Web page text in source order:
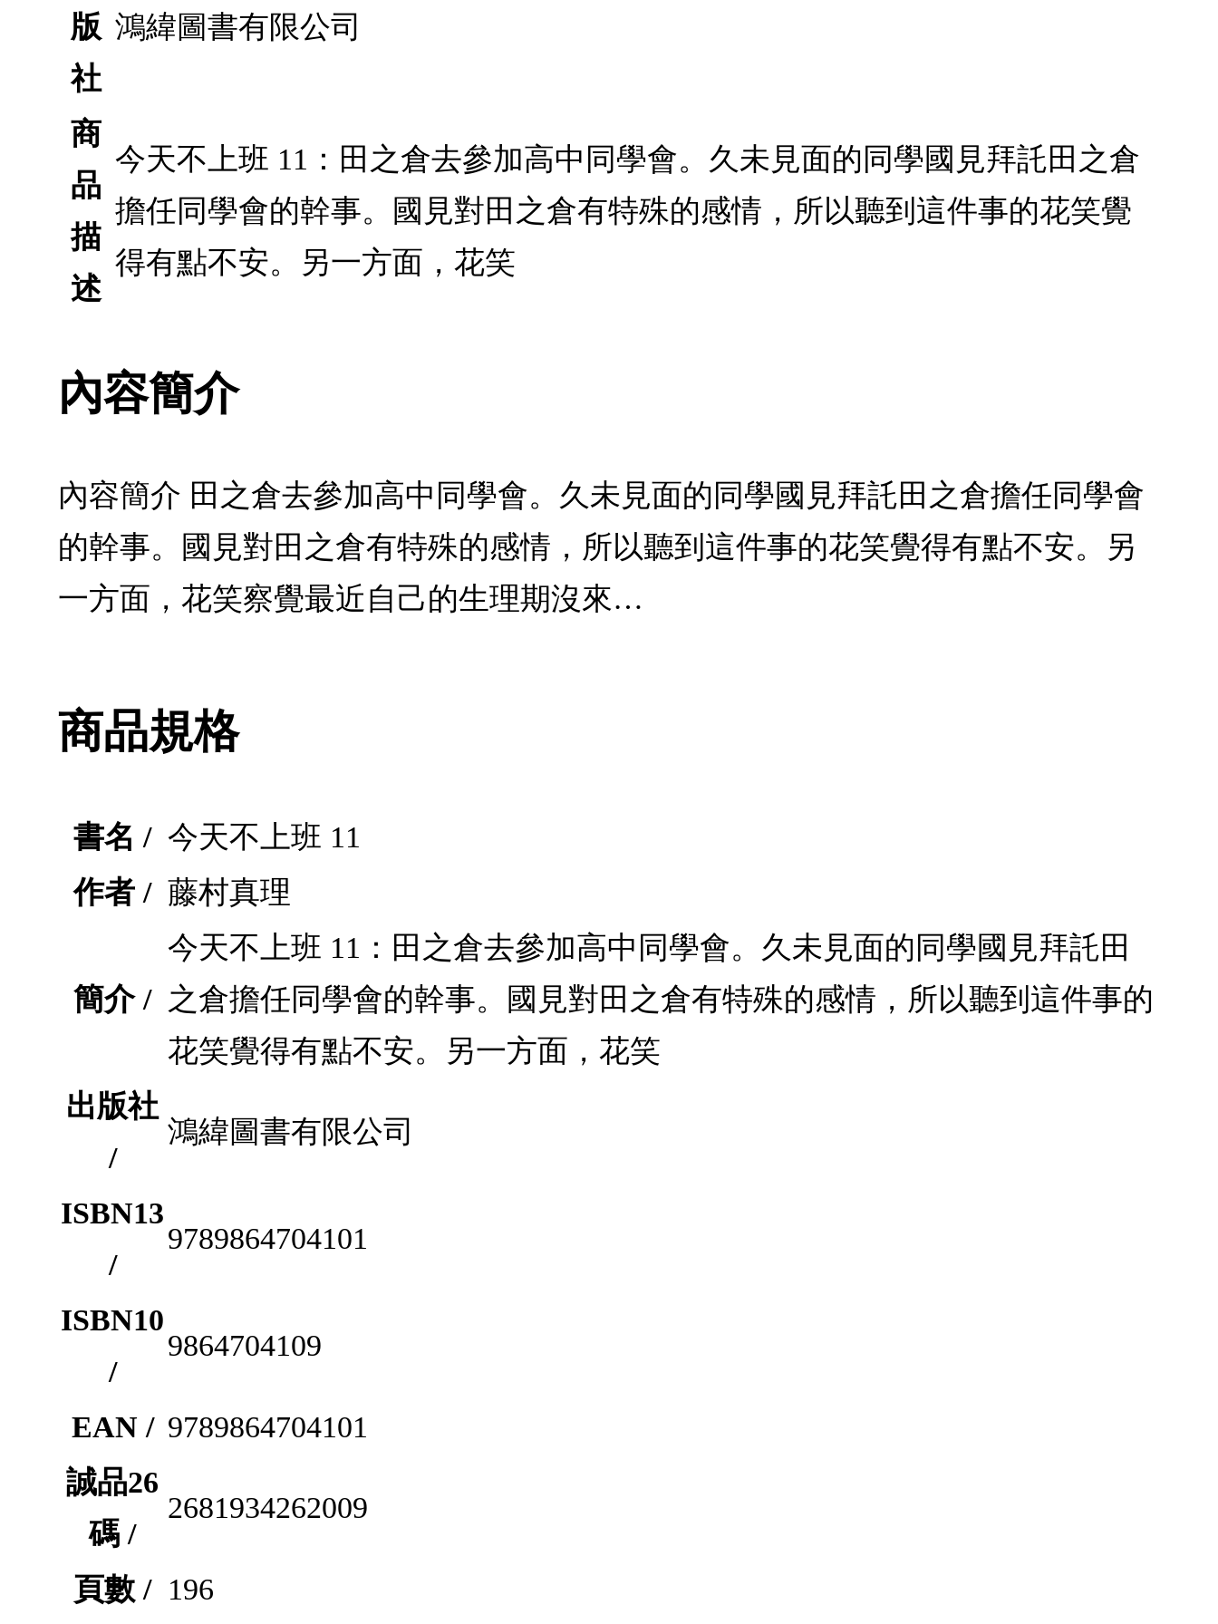
版
社
鴻緯圖書有限公司
商
品
描
述
今天不上班 11：田之倉去參加高中同學會。久未見面的同學國見拜託田之倉
擔任同學會的幹事。國見對田之倉有特殊的感情，所以聽到這件事的花笑覺
得有點不安。另一方面，花笑
內容簡介
內容簡介 田之倉去參加高中同學會。久未見面的同學國見拜託田之倉擔任同學會
的幹事。國見對田之倉有特殊的感情，所以聽到這件事的花笑覺得有點不安。另
一方面，花笑察覺最近自己的生理期沒來…
商品規格
書名 / 今天不上班 11
作者 / 藤村真理
簡介 /
今天不上班 11：田之倉去參加高中同學會。久未見面的同學國見拜託田
之倉擔任同學會的幹事。國見對田之倉有特殊的感情，所以聽到這件事的
花笑覺得有點不安。另一方面，花笑
出版社
/
鴻緯圖書有限公司
ISBN13
/
9789864704101
ISBN10
/
9864704109
EAN / 9789864704101
誠品26
碼 /
2681934262009
頁數 / 196